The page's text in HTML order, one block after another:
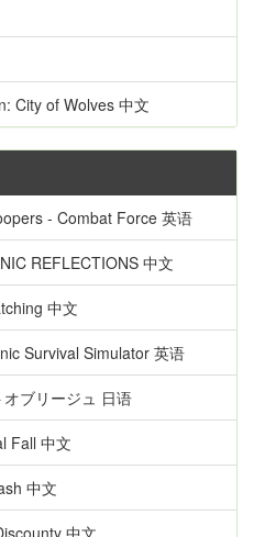
City of Wolves 中文
- Combat Force 英语
REFLECTIONS 中文
中文
Survival Simulator 英语
オブリージュ 日语
Fall 中文
中文